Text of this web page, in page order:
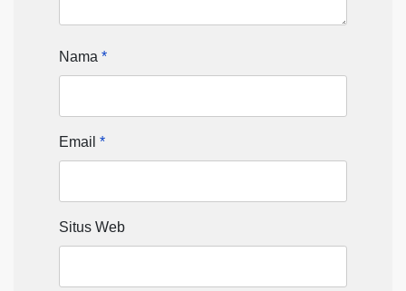
Nama *
Email *
Situs Web